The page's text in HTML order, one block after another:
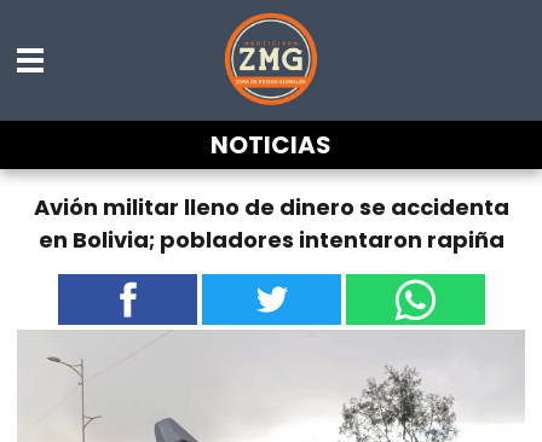
NOTICIAS
Avión militar lleno de dinero se accidenta
en Bolivia; pobladores intentaron rapiña